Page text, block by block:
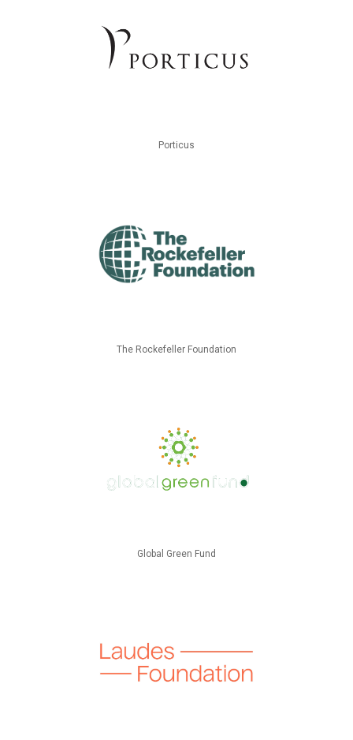
Porticus
The Rockefeller Foundation
Global Green Fund